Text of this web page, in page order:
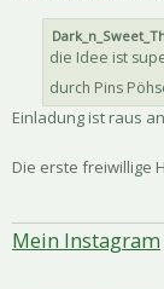
die Idee ist
durch Pins
Einladung ist raus
Die erste freiwillige
Mein Instagram